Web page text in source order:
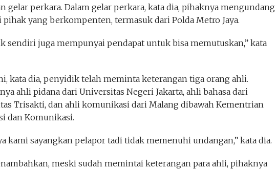
gelar perkara. Dalam gelar perkara, kata dia, pihaknya mengundang
pihak yang berkompenten, termasuk dari Polda Metro Jaya.
sendiri juga mempunyai pendapat untuk bisa memutuskan,” kata
kata dia, penyidik telah meminta keterangan tiga orang ahli.
ahli pidana dari Universitas Negeri Jakarta, ahli bahasa dari
Trisakti, dan ahli komunikasi dari Malang dibawah Kementrian
dan Komunikasi.
kami sayangkan pelapor tadi tidak memenuhi undangan,” kata dia.
meski sudah memintai keterangan para ahli, pihaknya